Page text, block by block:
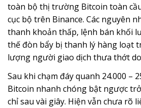
toàn bộ thị trường Bitcoin toàn
cục bộ trên Binance. Các nguyên
thanh khoản thấp, lệnh bán khối
thế đòn bẩy bị thanh lý hàng loạt
lượng người giao dịch thưa thớt
Sau khi chạm đáy quanh 24.000 –
Bitcoin nhanh chóng bật ngược
chỉ sau vài giây. Hiện vẫn chưa rõ